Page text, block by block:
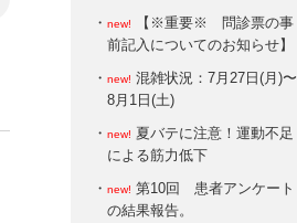
・ new!
【※重要※ 問診票の事
前記入についてのお知らせ】
・ new! 混雑状況：7月27日(月)〜
8月1日(土)
・ new! 夏バテに注意！運動不足
による筋力低下
・ new! 第10回 患者アンケート
の結果報告。